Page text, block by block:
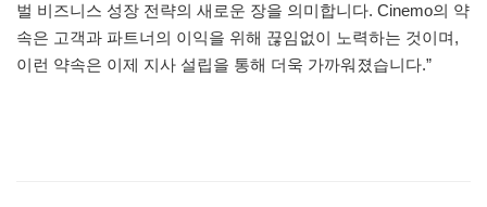
벌 비즈니스 성장 전략의 새로운 장을 의미합니다. Cinemo의 약
속은 고객과 파트너의 이익을 위해 끊임없이 노력하는 것이며,
이런 약속은 이제 지사 설립을 통해 더욱 가까워졌습니다.”